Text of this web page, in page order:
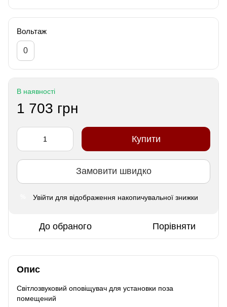
Вольтаж
0
В наявності
1 703 грн
Купити
Замовити швидко
Увійти для відображення накопичувальної знижки
До обраного Порівняти
Опис
Світлозвуковий оповіщувач для установки поза
помещений